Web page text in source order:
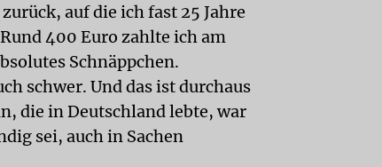
auf die ich fast 25 Jahre
400 Euro zahlte ich am
Schnäppchen.
schwer. Und das ist durchaus
die in Deutschland lebte, war
sei, auch in Sachen